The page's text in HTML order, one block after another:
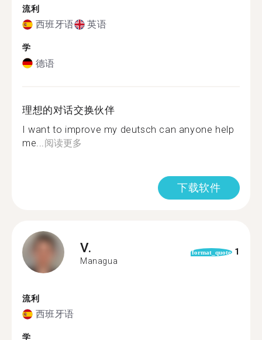
流利
西班牙语 英语
学
德语
理想的对话交换伙伴
I want to improve my deutsch can anyone help
me... 阅读更多
下载软件
V.
Managua
format_quote 1
流利
西班牙语
学